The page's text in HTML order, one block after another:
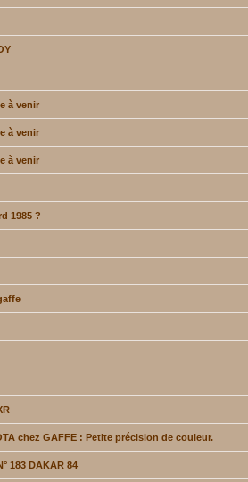
à venir
à venir
à venir
1985 ?
chez GAFFE : Petite précision de couleur.
183 DAKAR 84